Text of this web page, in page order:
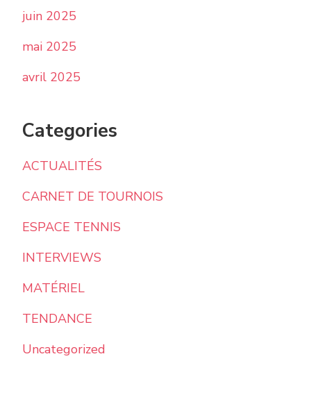
juin 2025
mai 2025
avril 2025
Categories
ACTUALITÉS
CARNET DE TOURNOIS
ESPACE TENNIS
INTERVIEWS
MATÉRIEL
TENDANCE
Uncategorized